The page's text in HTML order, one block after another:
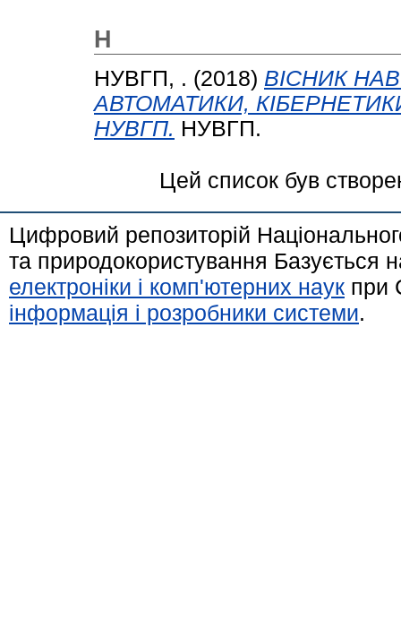
Н
НУВГП, . (2018) ВІСНИК
АВТОМАТИКИ,
НУВГП. НУВГП.
Цей список був
Цифровий репозиторій
та природокористування Базується
електроніки і комп'ютерних наук при
інформація і розробники системи.